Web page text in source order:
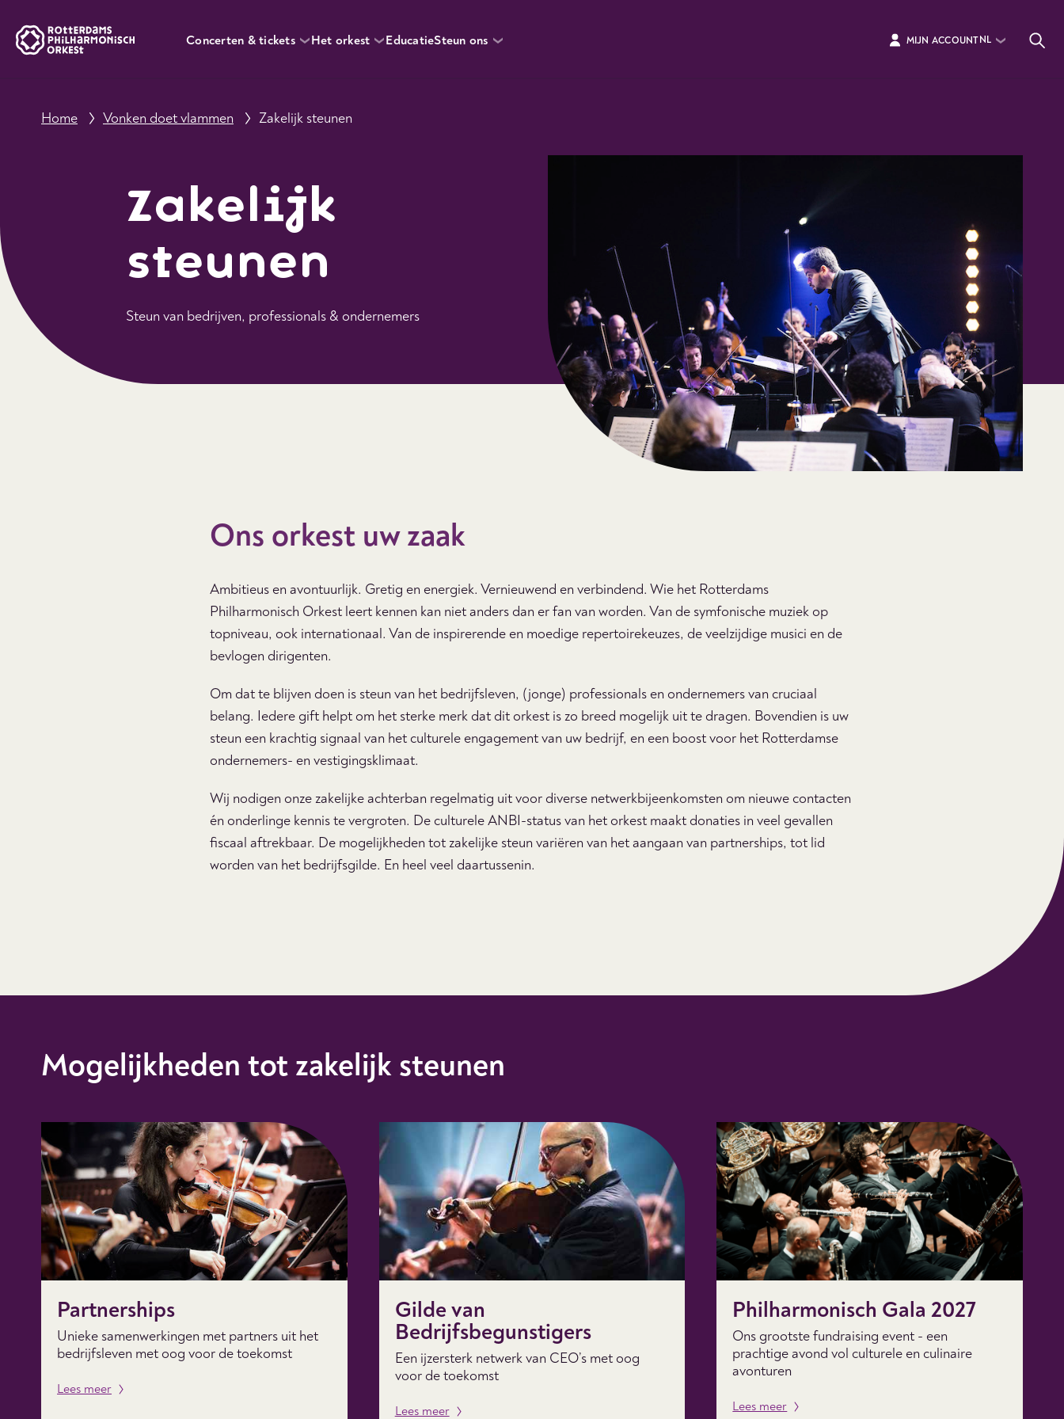
Concerten & tickets Het orkest EducatieSteun ons MIJN ACCOUNTNL
Home Vonken doet vlammen Zakelijk steunen
Zakelijk
steunen
Steun van bedrijven, professionals & ondernemers
Ons orkest uw zaak
Ambitieus en avontuurlijk. Gretig en energiek. Vernieuwend en verbindend. Wie het Rotterdams
Philharmonisch Orkest leert kennen kan niet anders dan er fan van worden. Van de symfonische muziek op
topniveau, ook internationaal. Van de inspirerende en moedige repertoirekeuzes, de veelzijdige musici en de
bevlogen dirigenten.
Om dat te blijven doen is steun van het bedrijfsleven, (jonge) professionals en ondernemers van cruciaal
belang. Iedere gift helpt om het sterke merk dat dit orkest is zo breed mogelijk uit te dragen. Bovendien is uw
steun een krachtig signaal van het culturele engagement van uw bedrijf, en een boost voor het Rotterdamse
ondernemers- en vestigingsklimaat.
Wij nodigen onze zakelijke achterban regelmatig uit voor diverse netwerkbijeenkomsten om nieuwe contacten
én onderlinge kennis te vergroten. De culturele ANBI-status van het orkest maakt donaties in veel gevallen
fiscaal aftrekbaar. De mogelijkheden tot zakelijke steun variëren van het aangaan van partnerships, tot lid
worden van het bedrijfsgilde. En heel veel daartussenin.
Mogelijkheden tot zakelijk steunen
Partnerships
Unieke samenwerkingen met partners uit het
bedrijfsleven met oog voor de toekomst
Lees meer
Gilde van
Bedrijfsbegunstigers
Een ijzersterk netwerk van CEO’s met oog
voor de toekomst
Lees meer
Philharmonisch Gala 2027
Ons grootste fundraising event - een
prachtige avond vol culturele en culinaire
avonturen
Lees meer